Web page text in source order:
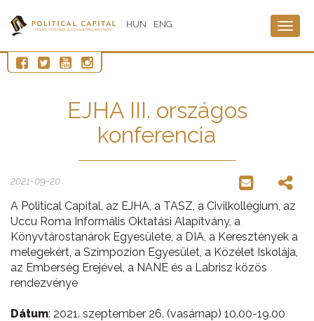
HUN ENG
EJHA III. országos
konferencia
2021-09-20
A Political Capital, az EJHA, a TASZ, a Civilkollégium, az
Uccu Roma Informális Oktatási Alapítvány, a
Könyvtárostanárok Egyesülete, a DIA, a Keresztények a
melegekért, a Szimpozion Egyesület, a Közélet Iskolája,
az Emberség Erejével, a NANE és a Labrisz közös
rendezvénye
Dátum: 2021. szeptember 26. (vasárnap) 10.00-19.00